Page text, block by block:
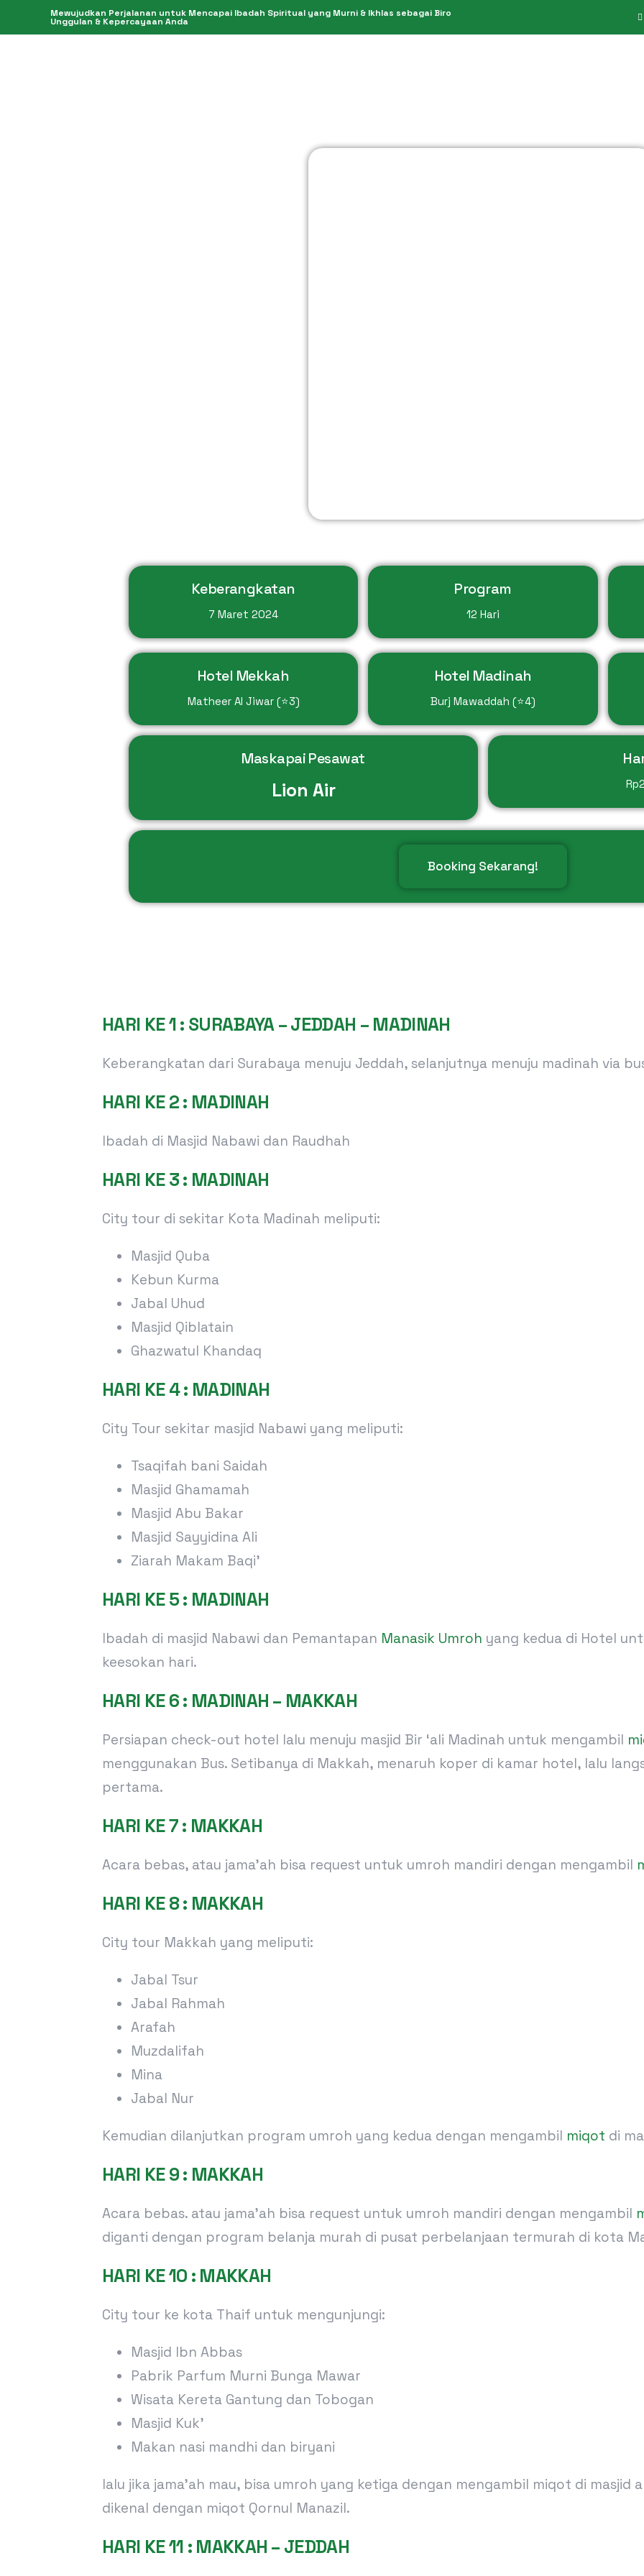
Mewujudkan Perjalanan untuk Mencapai Ibadah Spiritual yang Murni & Ikhlas sebagai Biro
Unggulan & Kepercayaan Anda
PPIU 949/2019
Umroh Hemat
Keberangkatan
7 Maret 2024
Hotel Mekkah
Matheer Al Jiwar (⭐3)
Program
12 Hari
Hotel Madinah
Burj Mawaddah (⭐4)
Maskapai Pesawat
Lion Air Rp
Booking Sekarang!
HARI KE 1 : SURABAYA – JEDDAH – MADINAH
Keberangkatan dari Surabaya menuju Jeddah, selanjutnya menuju madinah via
HARI KE 2 : MADINAH
Ibadah di Masjid Nabawi dan Raudhah
HARI KE 3 : MADINAH
City tour di sekitar Kota Madinah meliputi:
Masjid Quba
Kebun Kurma
Jabal Uhud
Masjid Qiblatain
Ghazwatul Khandaq
HARI KE 4 : MADINAH
City Tour sekitar masjid Nabawi yang meliputi:
Tsaqifah bani Saidah
Masjid Ghamamah
Masjid Abu Bakar
Masjid Sayyidina Ali
Ziarah Makam Baqi’
HARI KE 5 : MADINAH
Ibadah di masjid Nabawi dan Pemantapan Manasik Umroh yang kedua di Hotel
keesokan hari.
HARI KE 6 : MADINAH – MAKKAH
Persiapan check-out hotel lalu menuju masjid Bir ‘ali Madinah untuk mengambil
menggunakan Bus. Setibanya di Makkah, menaruh koper di kamar hotel, lalu
pertama.
HARI KE 7 : MAKKAH
Acara bebas, atau jama’ah bisa request untuk umroh mandiri dengan mengambil
HARI KE 8 : MAKKAH
City tour Makkah yang meliputi:
Jabal Tsur
Jabal Rahmah
Arafah
Muzdalifah
Mina
Jabal Nur
Kemudian dilanjutkan program umroh yang kedua dengan mengambil miqot di
HARI KE 9 : MAKKAH
Acara bebas. atau jama’ah bisa request untuk umroh mandiri dengan mengambil
diganti dengan program belanja murah di pusat perbelanjaan termurah di kota
HARI KE 10 : MAKKAH
City tour ke kota Thaif untuk mengunjungi:
Masjid Ibn Abbas
Pabrik Parfum Murni Bunga Mawar
Wisata Kereta Gantung dan Tobogan
Masjid Kuk’
Makan nasi mandhi dan biryani
lalu jika jama’ah mau, bisa umroh yang ketiga dengan mengambil miqot di
dikenal dengan miqot Qornul Manazil.
HARI KE 11 : MAKKAH – JEDDAH